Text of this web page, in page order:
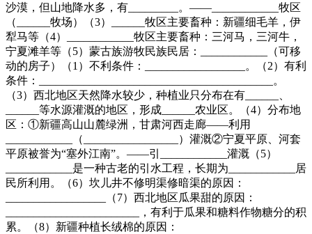
沙漠，但山地降水多，有_________。——____________牧区
（______牧场）（3）______牧区主要畜种：新疆细毛羊，伊
犁马等（4）____________牧区主要畜种：三河马，三河牛，
宁夏滩羊等（5）蒙古族游牧民族民居：____________（可移
动的房子）（1）不利条件：__________________。（2）有利
条件：__________________________________________。
（3）西北地区天然降水较少，种植业只分布在有______、
______等水源灌溉的地区，形成______农业区。（4）分布地
区：①新疆高山山麓绿洲，甘肃河西走廊——利用
____________（_________________）灌溉②宁夏平原、河套
平原被誉为“塞外江南”。——引____________灌溉（5）
____________是一种古老的引水工程，长期为____________居
民所利用。（6）坎儿井不修明渠修暗渠的原因：
__________________（7）西北地区瓜果甜的原因：
________________________，有利于瓜果和糖料作物糖分的积
累。（8）新疆种植长绒棉的原因：